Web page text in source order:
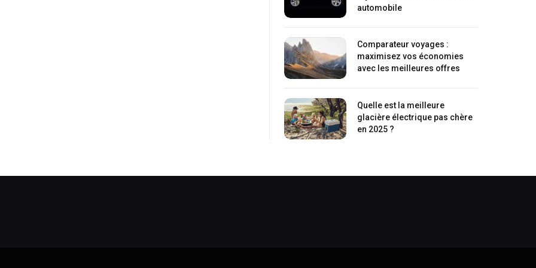
automobile
Comparateur voyages :
maximisez vos économies
avec les meilleures offres
Quelle est la meilleure
glacière électrique pas chère
en 2025 ?